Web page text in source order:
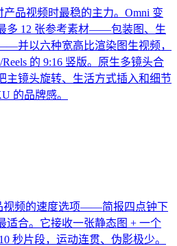
产品视频时最稳的主力。Omni 变
多 12 张参考素材——包装图、生
并以六种宽高比渲染图生视频，
的 9:16 竖版。原生多镜头合
主镜头旋转、生活方式插入和细节
的品牌感。
视频的速度选项——简报四点钟下
适合。它接收一张静态图 + 一个
秒片段，运动连贯、伪影极少。